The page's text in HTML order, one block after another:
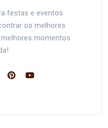
festas e eventos.
os melhores
momentos